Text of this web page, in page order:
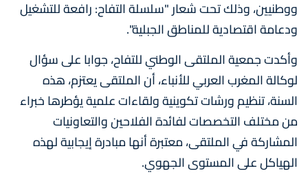
ووطنيين، وذلك تحت شعار "سلسلة التفاح: رافعة للتشغيل
ودعامة اقتصادية للمناطق الجبلية".
وأكدت جمعية الملتقى الوطني للتفاح، جوابا على سؤال
لوكالة المغرب العربي للأنباء، أن الملتقى يعتزم، هذه
السنة، تنظيم ورشات تكوينية ولقاءات علمية يؤطرها خبراء
من مختلف التخصصات لفائدة الفلاحين والتعاونيات
المشاركة في الملتقى، معتبرة أنها مبادرة إيجابية لهذه
الهياكل على المستوى الجهوي.